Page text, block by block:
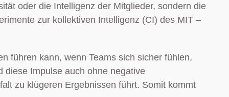
oder die Intelligenz der Mitglieder, sondern die
zur kollektiven Intelligenz (CI) des MIT –
führen kann, wenn Teams sich sicher fühlen,
diese Impulse auch ohne negative
zu klügeren Ergebnissen führt. Somit kommt